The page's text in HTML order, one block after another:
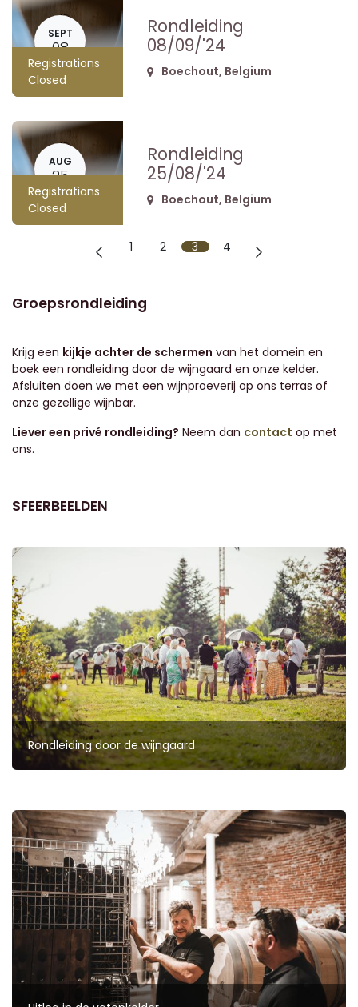
SEPT
08
Registrations
Closed
Rondleiding
08/09/'24
Boechout, Belgium
AUG
25
Registrations
Closed
Rondleiding
25/08/'24
Boechout, Belgium
1 2 3 4
Groepsrondleiding
Krijg een kijkje achter de schermen van het domein en
boek een rondleiding door de wijngaard en onze kelder.
Afsluiten doen we met een wijnproeverij op ons terras of
onze gezellige wijnbar.
Liever een privé rondleiding? Neem dan contact op met
ons.
SFEERBEELDEN
Rondleiding door de wijngaard